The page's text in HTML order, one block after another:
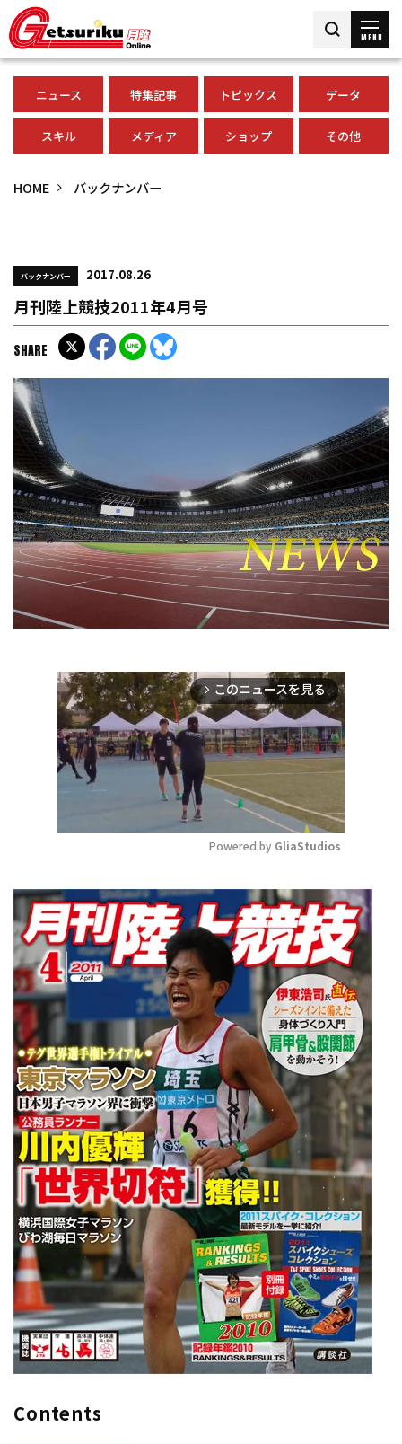
MENU
ニュース 特集記事 トピックス データ
スキル メディア ショップ その他
HOME バックナンバー
バックナンバー 2017.08.26
月刊陸上競技2011年4月号
SHARE
arrow_forward_ios このニュースを見る
Powered by GliaStudios
Contents